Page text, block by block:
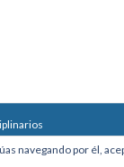
Edificio Arcadia,
73027636
navegando por él,